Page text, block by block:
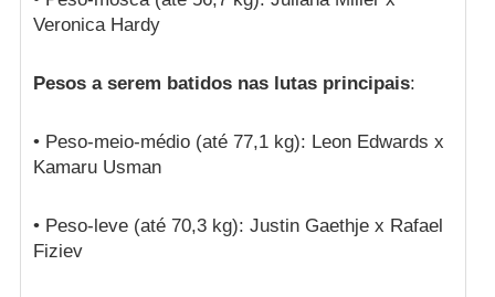
Veronica Hardy
Pesos a serem batidos nas lutas principais:
• Peso-meio-médio (até 77,1 kg): Leon Edwards x
Kamaru Usman
• Peso-leve (até 70,3 kg): Justin Gaethje x Rafael
Fiziev